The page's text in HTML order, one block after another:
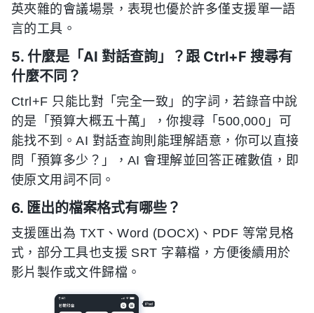
英夾雜的會議場景，表現也優於許多僅支援單一語
言的工具。
5. 什麼是「AI 對話查詢」？跟 Ctrl+F 搜尋有
什麼不同？
Ctrl+F 只能比對「完全一致」的字詞，若錄音中說
的是「預算大概五十萬」，你搜尋「500,000」可
能找不到。AI 對話查詢則能理解語意，你可以直接
問「預算多少？」，AI 會理解並回答正確數值，即
使原文用詞不同。
6. 匯出的檔案格式有哪些？
支援匯出為 TXT、Word (DOCX)、PDF 等常見格
式，部分工具也支援 SRT 字幕檔，方便後續用於
影片製作或文件歸檔。